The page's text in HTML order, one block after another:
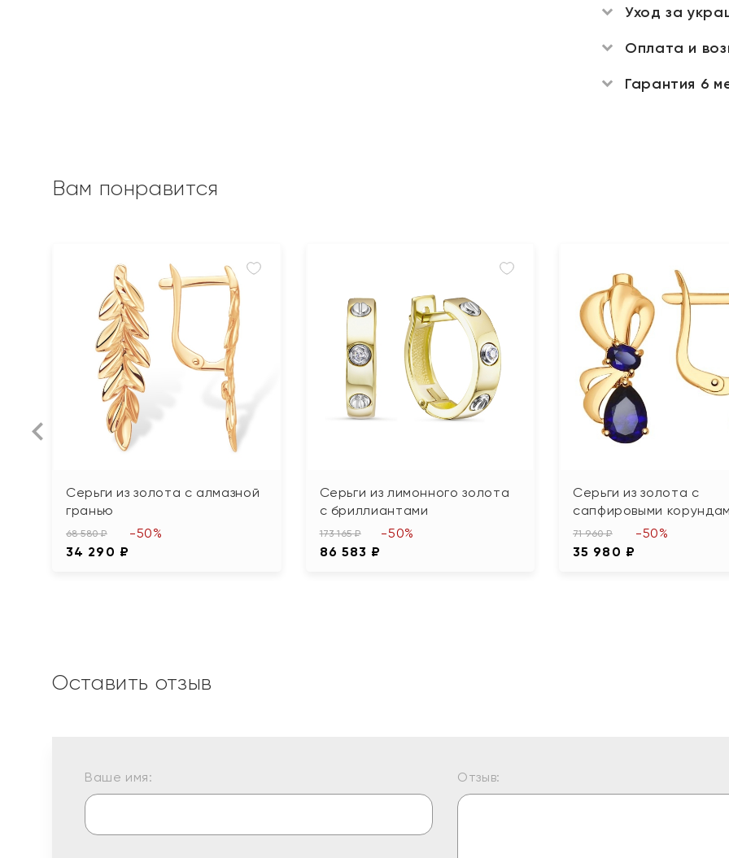
Уход за
Оплата и
Гарантия 6
Вам понравится
Серьги из золота с алмазной
гранью
68 580 ₽
34 290 ₽
-50%
Серьги из лимонного золота
с бриллиантами
173 165 ₽
86 583 ₽
-50%
Серьги из золота с
сапфировыми
71 960 ₽
35 980 ₽
-50%
Оставить отзыв
Ваше имя: Отзыв: